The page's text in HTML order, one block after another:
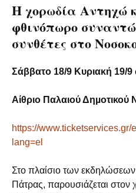
Η χορωδία Αντηχώ
φθινόπωρο
συνθέτες στο
Σάββατο 18/9 Κυριακή 19/
Αίθριο Παλαιού
https://
lang=el
Στο πλαίσιο των
Πάτρας, παρουσιάζεται